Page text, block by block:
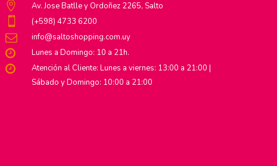
Av. Jose Batlle y Ordoñez 2265, Salto
(+598) 4733 6200
info@saltoshopping.com.uy
Lunes a Domingo: 10 a 21h.
Atención al Cliente: Lunes a viernes: 13:00 a 21:00 |
Sábado y Domingo: 10:00 a 21:00